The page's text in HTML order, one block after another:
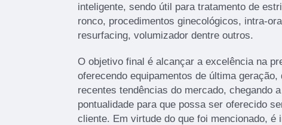
inteligente, sendo útil para tratamento de
ronco, procedimentos ginecológicos, intra-
resurfacing, volumizador dentre outros.
O objetivo final é alcançar a excelência na
oferecendo equipamentos de última
recentes tendências do mercado, chegando
pontualidade para que possa ser oferecido
cliente. Em virtude do que foi mencionado, é